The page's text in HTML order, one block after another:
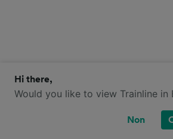
Hi there,
Would you like to view Trainline in
Non